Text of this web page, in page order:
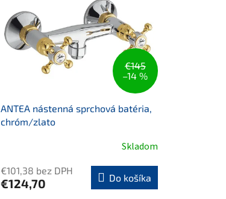
€145
–14 %
ANTEA nástenná sprchová batéria,
chróm/zlato
Skladom
€101,38 bez DPH
€124,70 Do košíka